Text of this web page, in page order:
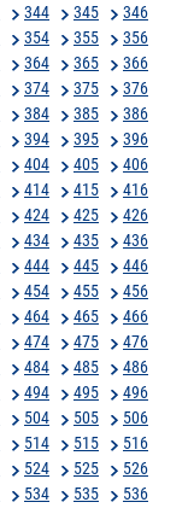
344 345
346
354 355
356
364 365
366
374 375
376
384 385
386
394 395
396
404 405
406
414 415
416
424 425
426
434 435
436
444 445
446
454 455
456
464 465
466
474 475
476
484 485
486
494 495
496
504 505
506
514 515
516
524 525
526
534 535 536